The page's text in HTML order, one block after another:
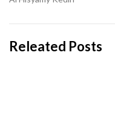
Releated Posts